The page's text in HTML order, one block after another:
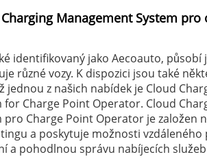
Management System pro
identifikovaný jako Aecoauto,
různé vozy. K dispozici jsou také
jednou z našich nabídek je Cloud
for Charge Point Operator. Cloud
pro Charge Point Operator je založen
a poskytuje možnosti
a pohodlnou správu nabíjecích